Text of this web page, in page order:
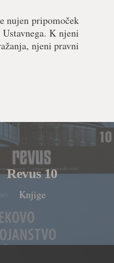
nujen pripomoček
K njeni
njeni pravni
Revus 10
Knjige